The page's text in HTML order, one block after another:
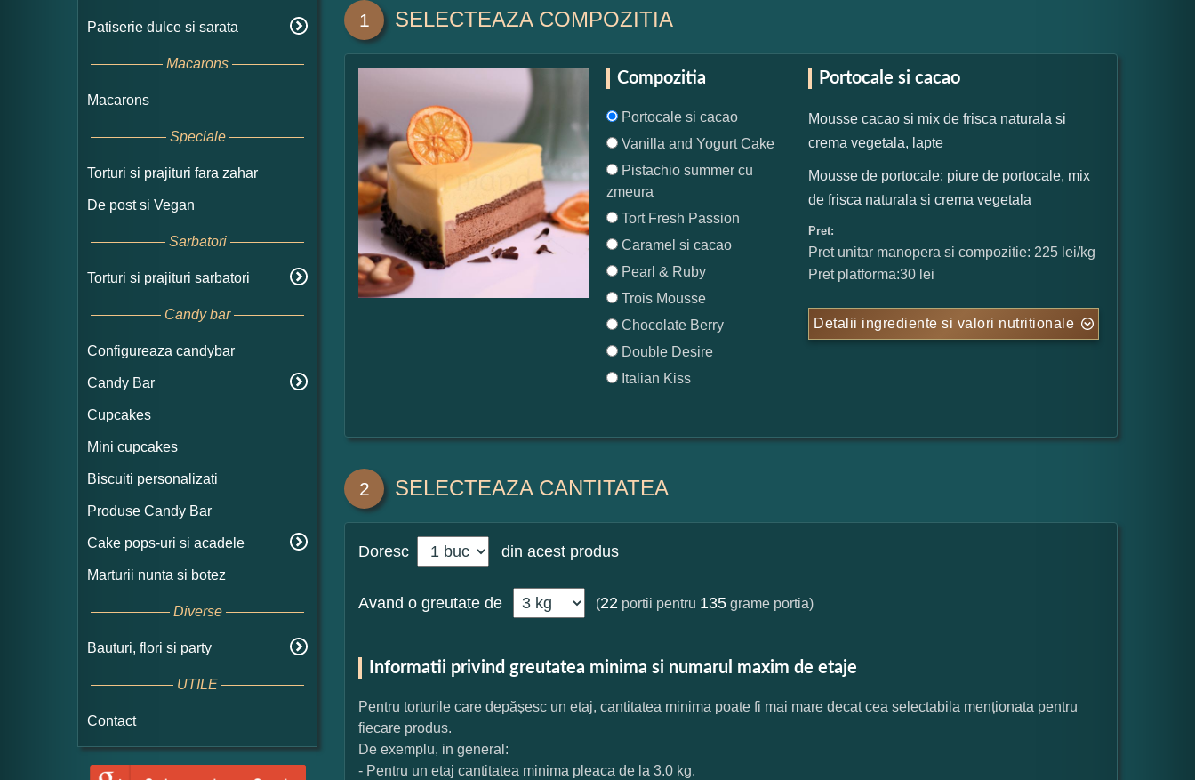
Patiserie dulce si sarata
Macarons
Macarons
Speciale
Torturi si prajituri fara zahar
De post si Vegan
Sarbatori
Torturi si prajituri sarbatori
Candy bar
Configureaza candybar
Candy Bar
Cupcakes
Mini cupcakes
Biscuiti personalizati
Produse Candy Bar
Cake pops-uri si acadele
Marturii nunta si botez
Diverse
Bauturi, flori si party
UTILE
Contact
1 SELECTEAZA COMPOZITIA
Compozitia
Portocale si cacao
Vanilla and Yogurt Cake
Pistachio summer cu
zmeura
Tort Fresh Passion
Caramel si cacao
Pearl & Ruby
Trois Mousse
Chocolate Berry
Double Desire
Italian Kiss
Portocale si cacao
Mousse cacao si mix de frisca naturala si
crema vegetala, lapte
Mousse de portocale: piure de portocale, mix
de frisca naturala si crema vegetala
Pret:
Pret unitar manopera si compozitie: 225 lei/kg
Pret platforma:30 lei
Detalii ingrediente si valori nutritionale
2 SELECTEAZA CANTITATEA
Doresc din acest produs
Avand o greutate de (22 portii pentru 135 grame portia)
Informatii privind greutatea minima si numarul maxim de etaje
Pentru torturile care depășesc un etaj, cantitatea minima poate fi mai mare decat cea selectabila menționata pentru
fiecare produs.
De exemplu, in general:
- Pentru un etaj cantitatea minima pleaca de la 3.0 kg.